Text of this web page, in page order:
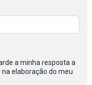
a minha resposta a
elaboração do meu